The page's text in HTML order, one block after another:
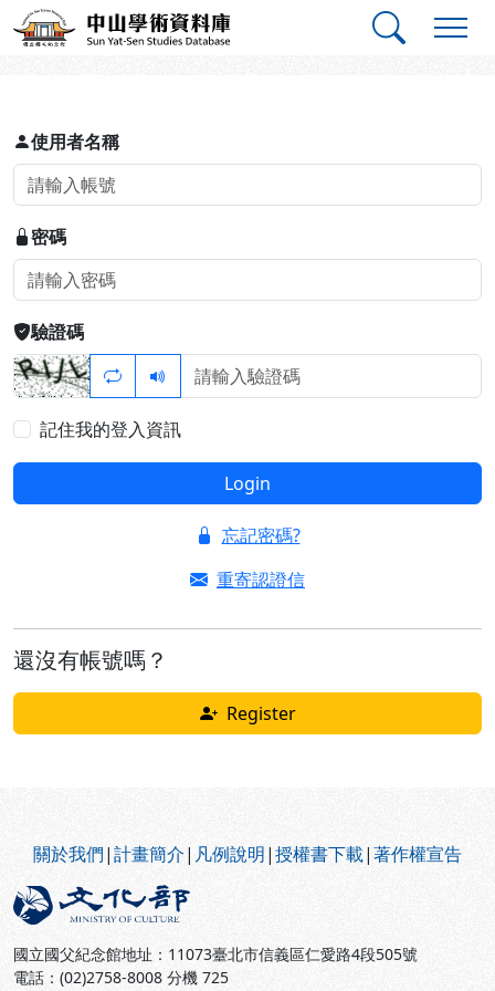
跳到主要內容
中山學術資料庫
登入
使用者名稱
密碼
驗證碼
記住我的登入資訊
Login
忘記密碼?
重寄認證信
還沒有帳號嗎？
Register
關於我們|計畫簡介| 凡例說明|授權書下載|著作權宣告
國立國父紀念館地址：11073臺北市信義區仁愛路4段505號
電話：(02)2758-8008 分機 725